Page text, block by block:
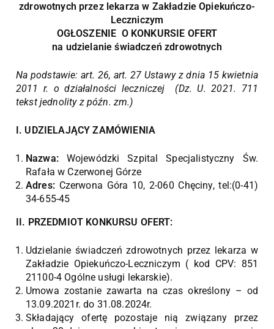
zdrowotnych przez lekarza w Zakładzie Opiekuńczo-
Leczniczym
OGŁOSZENIE O KONKURSIE OFERT
na udzielanie świadczeń zdrowotnych
Na podstawie: art. 26, art. 27 Ustawy z dnia 15 kwietnia
2011 r. o działalności leczniczej (Dz. U. 2021. 711
tekst jednolity z późn. zm.)
I. UDZIELAJĄCY ZAMÓWIENIA
Nazwa:Wojewódzki Szpital Specjalistyczny Św.
Rafała w Czerwonej Górze
Adres:Czerwona Góra 10, 2-060 Chęciny, tel:(0-41)
34-655-45
II. PRZEDMIOT KONKURSU OFERT:
Udzielanie świadczeń zdrowotnych przez lekarza w
Zakładzie Opiekuńczo-Leczniczym ( kod CPV: 851
21100-4 Ogólne usługi lekarskie).
Umowa zostanie zawarta na czas określony – od
13.09.2021r. do 31.08.2024r.
Składający ofertę pozostaje nią związany przez